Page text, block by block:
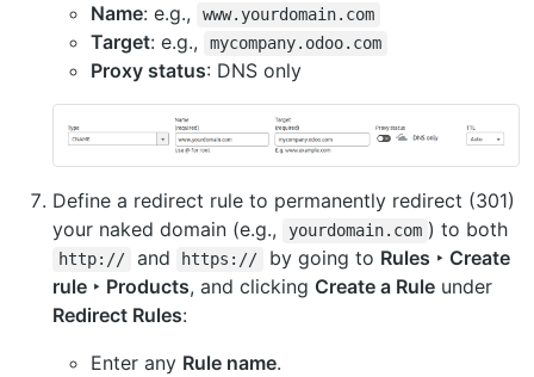
Name: e.g., www.yourdomain.com
Target: e.g., mycompany.odoo.com
Proxy status: DNS only
Define a redirect rule to permanently redirect (301)
your naked domain (e.g.,
yourdomain.com ) to both
http:// and https:// by going to Rules ‣ Create
rule ‣ Products, and clicking Create a Rule under
Redirect Rules:
Enter any Rule name.